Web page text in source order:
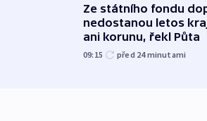
Ze státního fondu
nedostanou letos
ani korunu, řekl Půta
09:15 před 24minutami